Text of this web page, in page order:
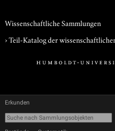
Wissenschaftliche Sammlungen
› Teil-Katalog der
Erkunden